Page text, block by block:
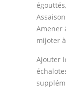
Amener
mijoter
Ajouter